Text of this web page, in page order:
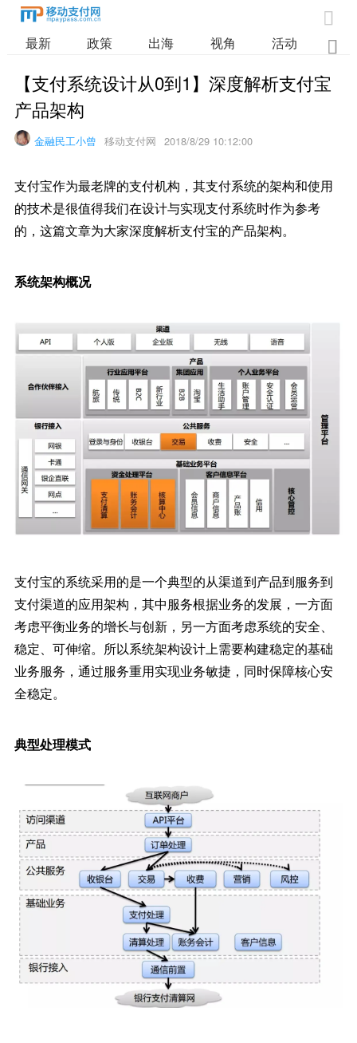

最新 政策 出海 视角 活动 业

【支付系统设计从0到1】深度解析支付宝
产品架构
金融民工小曾 移动支付网 2018/8/29 10:12:00
支付宝作为最老牌的支付机构，其支付系统的架构和使用
的技术是很值得我们在设计与实现支付系统时作为参考
的，这篇文章为大家深度解析支付宝的产品架构。
系统架构概况
支付宝的系统采用的是一个典型的从渠道到产品到服务到
支付渠道的应用架构，其中服务根据业务的发展，一方面
考虑平衡业务的增长与创新，另一方面考虑系统的安全、
稳定、可伸缩。所以系统架构设计上需要构建稳定的基础
业务服务，通过服务重用实现业务敏捷，同时保障核心安
全稳定。
典型处理模式